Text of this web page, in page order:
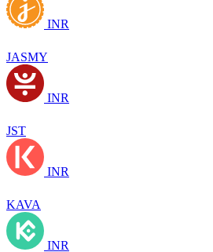
INR
JASMY
INR
JST
INR
KAVA
INR